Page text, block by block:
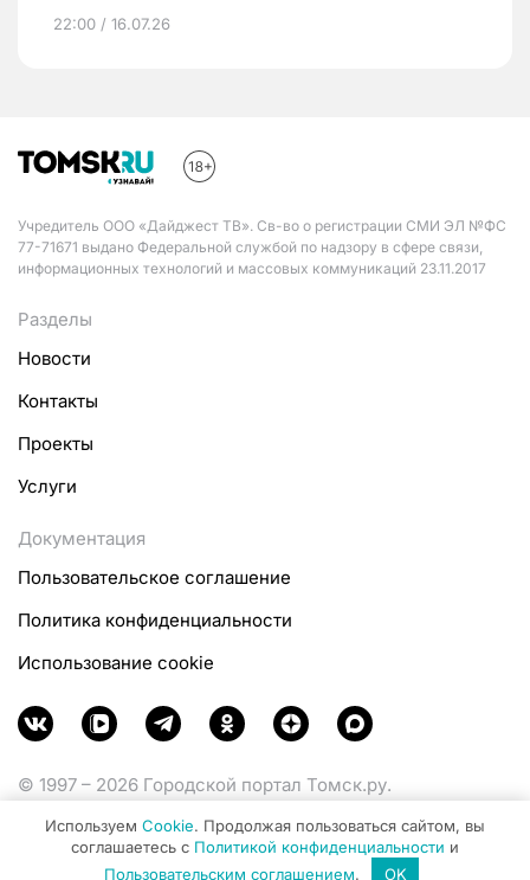
22:00 / 16.07.26
Учредитель ООО «Дайджест ТВ». Св-во о регистрации СМИ ЭЛ №ФС
77-71671 выдано Федеральной службой по надзору в сфере связи,
информационных технологий и массовых коммуникаций 23.11.2017
Разделы
Новости
Контакты
Проекты
Услуги
Документация
Пользовательское соглашение
Политика конфиденциальности
Использование cookie
© 1997 – 2026 Городской портал Томск.ру.
Министерства цифрового развития, связи и массовых
коммуникаций Российской Федерации.
Используем Cookie. Продолжая пользоваться сайтом, вы
соглашаетесь с Политикой конфиденциальности и
Пользовательским соглашением. OK